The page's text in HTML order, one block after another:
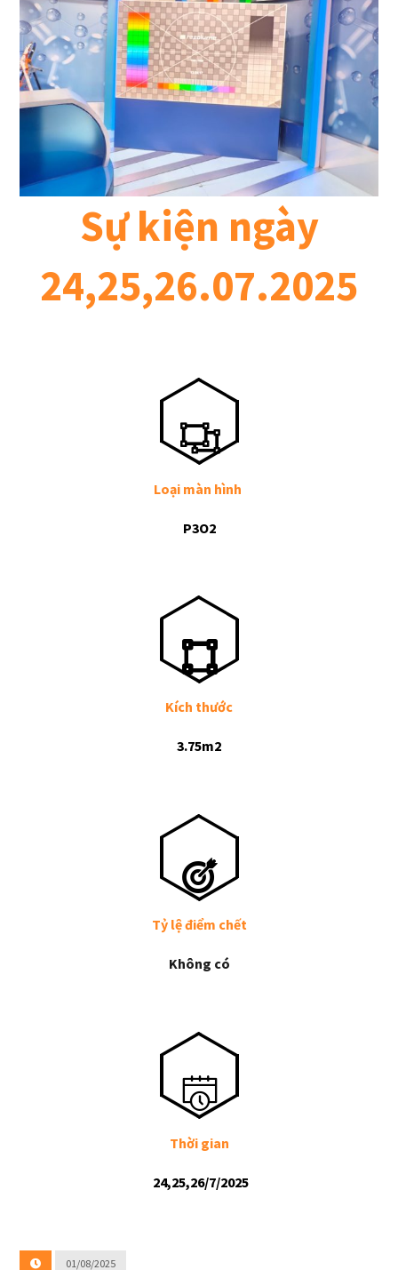
Sự kiện ngày
24,25,26.07.2025
Loại màn hình
P3O2
Kích thước
3.75m2
Tỷ lệ điểm chết
Không có
Thời gian
24,25,26/7/2025
01/08/2025